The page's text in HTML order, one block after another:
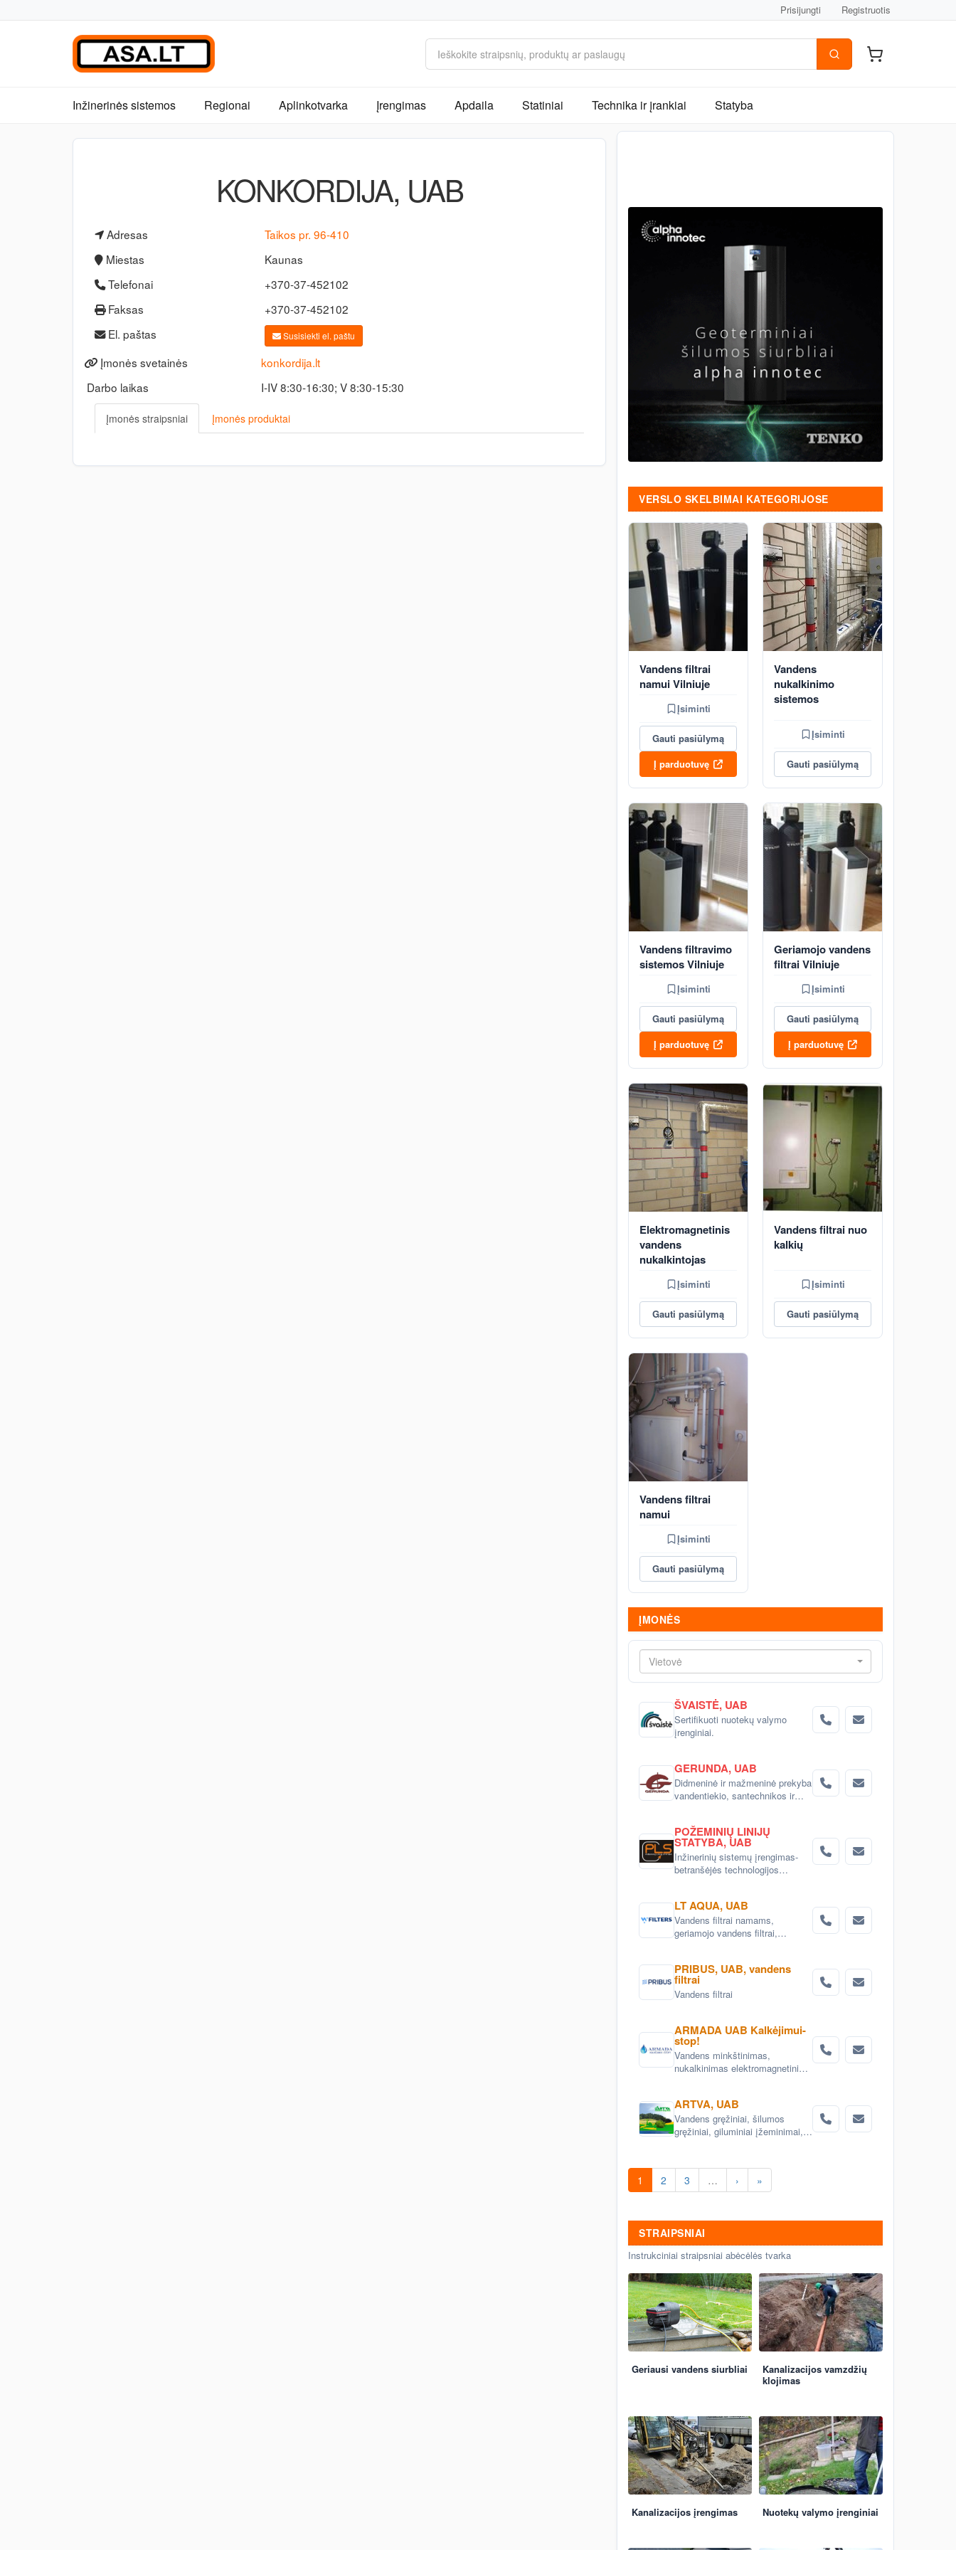
Prisijungti Registruotis
Inžinerinės sistemos Regionai Aplinkotvarka Įrengimas Apdaila Statiniai Technika ir įrankiai Statyba
KONKORDIJA, UAB
Adresas
Taikos pr. 96-410
Miestas
Kaunas
Telefonai
+370-37-452102
Faksas
+370-37-452102
El. paštas
Susisiekti el. paštu
Įmonės svetainės
konkordija.lt
Darbo laikas
I-IV 8:30-16:30; V 8:30-15:30
Įmonės straipsniai Įmonės produktai
VERSLO SKELBIMAI KATEGORIJOSE
Vandens filtrai
namui Vilniuje
Įsiminti
Gauti pasiūlymą
Į parduotuvę
Vandens
nukalkinimo
sistemos
Įsiminti
Gauti pasiūlymą
Vandens filtravimo
sistemos Vilniuje
Įsiminti
Gauti pasiūlymą
Į parduotuvę
Geriamojo vandens
filtrai Vilniuje
Įsiminti
Gauti pasiūlymą
Į parduotuvę
Elektromagnetinis
vandens
nukalkintojas
Įsiminti
Gauti pasiūlymą
Vandens filtrai nuo
kalkių
Įsiminti
Gauti pasiūlymą
Vandens filtrai
namui
Įsiminti
Gauti pasiūlymą
ĮMONĖS
Vietovė
ŠVAISTĖ, UAB
Sertifikuoti nuotekų valymo
įrenginiai.
GERUNDA, UAB
Didmeninė ir mažmeninė prekyba
vandentiekio, santechnikos ir
POŽEMINIŲ LINIJŲ
STATYBA, UAB
Inžinerinių sistemų įrengimas-
betranšėjės technologijos
LT AQUA, UAB
Vandens filtrai namams,
geriamojo vandens filtrai,
anglies vandens filtrai,
mechaniniai vandens filtrai,
kasetiniai vandens filtrai,
PRIBUS, UAB, vandens
filtrai
Vandens filtrai
ARMADA UAB Kalkėjimui-
stop!
Vandens minkštinimas,
nukalkinimas elektromagnetiniais
elektromagnetinis vandens
nukalkintojas, Elektroniniai
vandens minkštinimo įrenginiai
ARTVA, UAB
Vandens gręžiniai, šilumos
gręžiniai, giluminiai įžeminimai,
sistemos, projektavimas .
1 2 3 … › »
STRAIPSNIAI
Instrukciniai straipsniai abėcėlės tvarka
Geriausi vandens siurbliai
Kanalizacijos vamzdžių
klojimas
Kanalizacijos įrengimas Nuotekų valymo įrenginiai